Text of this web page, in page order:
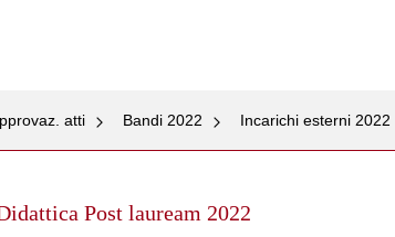
atti Bandi 2022 Incarichi esterni 2022
Post lauream 2022